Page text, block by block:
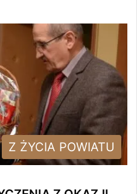
Z ŻYCIA POWIATU